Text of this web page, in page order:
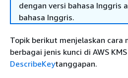
dengan versi bahasa Inggris
bahasa Inggris.
Topik berikut menjelaskan cara
berbagai jenis kunci di AWS
DescribeKeytanggapan.